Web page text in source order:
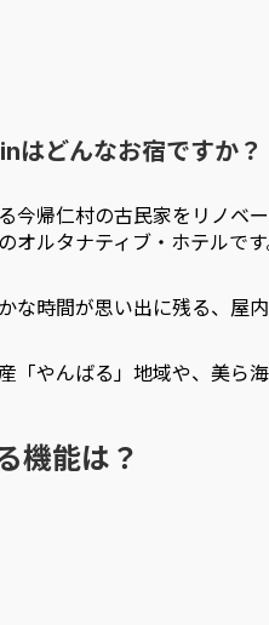
どんなお宿ですか？
今帰仁村の古民家をリノベ
オルタナティブ・ホテルで
な時間が思い出に残る、屋
「やんばる」地域や、美ら
機能は？